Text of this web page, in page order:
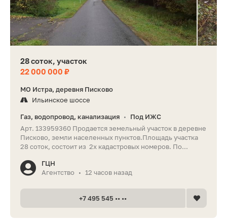
28 соток, участок
22 000 000 ₽
МО Истра, деревня Писково
Ильинское шоссе
Газ, водопровод, канализация •
Под ИЖС
Арт. 133959360 Продается земельный участок в деревне
Писково, земли населенных пунктов.Площадь участка
28 соток, состоит из 2х кадастровых номеров. По...
ГЦН
Агентство
• 12 часов назад
+7 495 545 •• ••